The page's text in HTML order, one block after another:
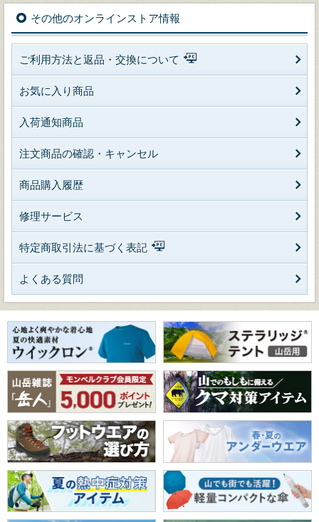
その他のオンラインストア情報
ご利用方法と返品・交換について
お気に入り商品
入荷通知商品
注文商品の確認・キャンセル
商品購入履歴
修理サービス
特定商取引法に基づく表記
よくある質問